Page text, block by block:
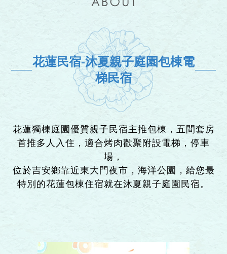
花蓮民宿-沐夏親子庭園包棟電
梯民宿
花蓮獨棟庭園優質親子民宿主推包棟，五間套房
首推多人入住，適合烤肉歡聚附設電梯，停車
場，
位於吉安鄉靠近東大門夜市，海洋公園，給您最
特別的花蓮包棟住宿就在沐夏親子庭園民宿。